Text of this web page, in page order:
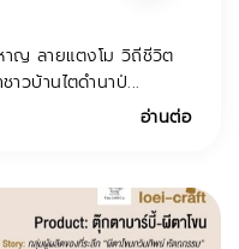
าญ ลายแตงโม วิถีชีวิต
วบ้านไตดำนาป่...
อ่านต่อ